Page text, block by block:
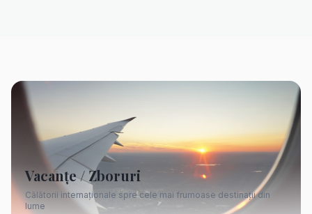
Vacanțe / Zboruri
Călătorii internaționale spre cele mai frumoase destinații din
lume